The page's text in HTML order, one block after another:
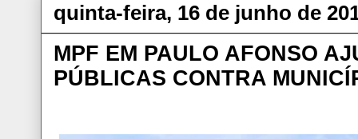
quinta-feira, 16 de junho de
MPF EM PAULO AFONSO
PÚBLICAS CONTRA